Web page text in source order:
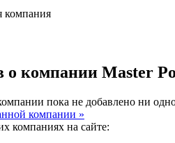
компания
о компании Master
пока не добавлено ни
компании »
компаниях на сайте: